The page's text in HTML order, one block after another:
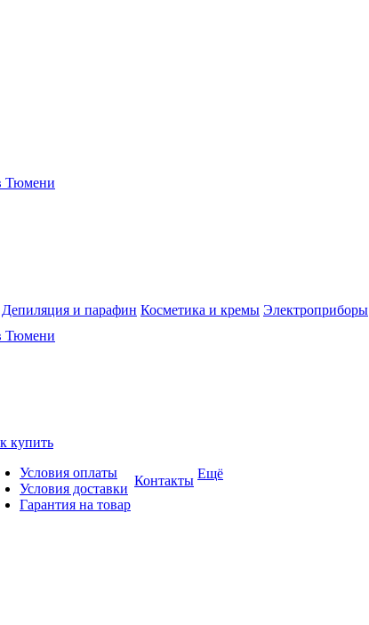
Депиляция и парафин Косметика и кремы Электроприборы
купить
Условия оплаты
Условия доставки
Гарантия на товар
Контакты Ещё